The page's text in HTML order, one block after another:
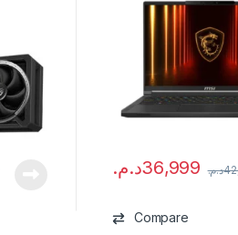
36,999د.م. د.م.
Compare